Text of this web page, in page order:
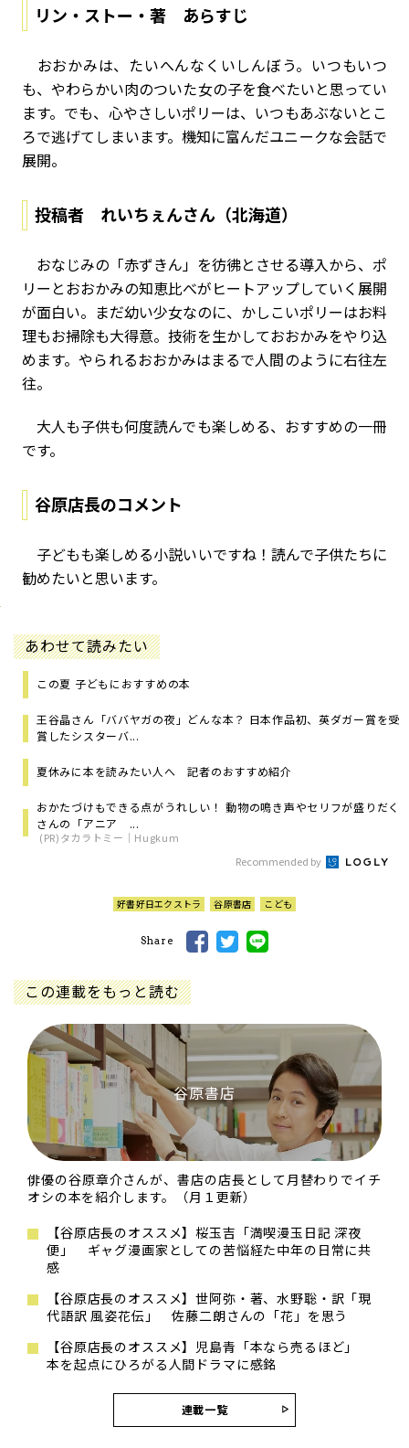
リン・ストー・著 あらすじ
おおかみは、たいへんなくいしんぼう。いつもいつ
も、やわらかい肉のついた女の子を食べたいと思ってい
ます。でも、心やさしいポリーは、いつもあぶないとこ
ろで逃げてしまいます。機知に富んだユニークな会話で
展開。
投稿者 れいちぇんさん（北海道）
おなじみの「赤ずきん」を彷彿とさせる導入から、ポ
リーとおおかみの知恵比べがヒートアップしていく展開
が面白い。まだ幼い少女なのに、かしこいポリーはお料
理もお掃除も大得意。技術を生かしておおかみをやり込
めます。やられるおおかみはまるで人間のように右往左
往。
大人も子供も何度読んでも楽しめる、おすすめの一冊
です。
谷原店長のコメント
子どもも楽しめる小説いいですね！読んで子供たちに
勧めたいと思います。
あわせて読みたい
この夏 子どもにおすすめの本
王谷晶さん「ババヤガの夜」どんな本？ 日本作品初、英ダガー賞を受
賞したシスターバ...
夏休みに本を読みたい人へ 記者のおすすめ紹介
おかたづけもできる点がうれしい！ 動物の鳴き声やセリフが盛りだく
さんの「アニア ...
(PR)タカラトミー｜Hugkum
Recommended by
好書好日エクストラ 谷原書店 こども
Share
この連載をもっと読む
谷原書店
俳優の谷原章介さんが、書店の店長として月替わりでイチ
オシの本を紹介します。（月１更新）
【谷原店長のオススメ】桜玉吉「満喫漫玉日記 深夜
便」 ギャグ漫画家としての苦悩経た中年の日常に共
感
【谷原店長のオススメ】世阿弥・著、水野聡・訳「現
代語訳 風姿花伝」 佐藤二朗さんの「花」を思う
【谷原店長のオススメ】児島青「本なら売るほど」
本を起点にひろがる人間ドラマに感銘
連載一覧